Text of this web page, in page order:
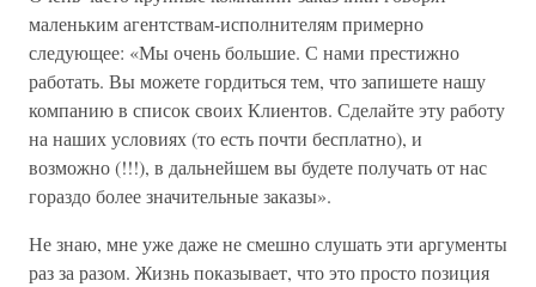
маленьким агентствам-исполнителям примерно
следующее: «Мы очень большие. С нами престижно
работать. Вы можете гордиться тем, что запишете нашу
компанию в список своих Клиентов. Сделайте эту работу
на наших условиях (то есть почти бесплатно), и
возможно (!!!), в дальнейшем вы будете получать от нас
гораздо более значительные заказы».
Не знаю, мне уже даже не смешно слушать эти аргументы
раз за разом. Жизнь показывает, что это просто позиция